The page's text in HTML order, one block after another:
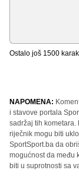
Ostalo još 1500
NAPOMENA:
i stavove portala
sadržaj tih
riječnik mogu biti
SportSport.ba da
mogućnost da među
biti u suprotnosti sa